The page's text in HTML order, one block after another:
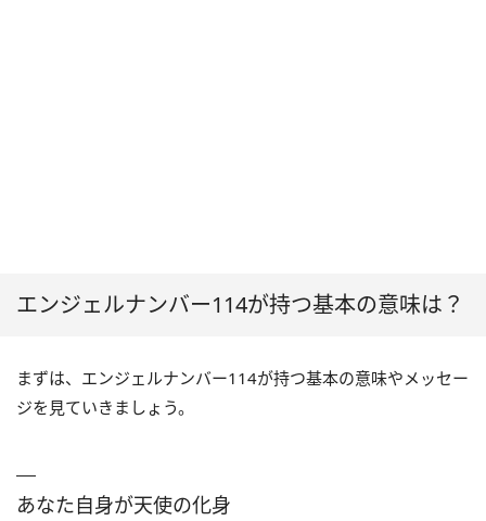
エンジェルナンバー114が持つ基本の意味は？
まずは、エンジェルナンバー114が持つ基本の意味やメッセー
ジを見ていきましょう。
あなた自身が天使の化身